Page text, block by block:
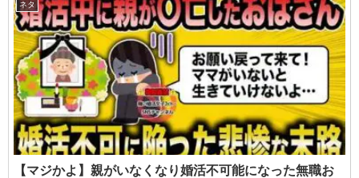
ネタ
【マジかよ】親がいなくなり婚活不可能になった無職お